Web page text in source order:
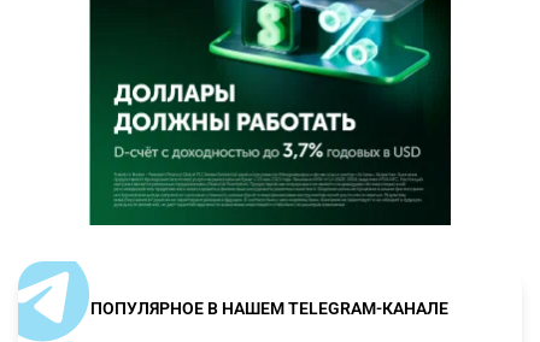
ПОПУЛЯРНОЕ В НАШЕМ TELEGRAM-КАНАЛЕ